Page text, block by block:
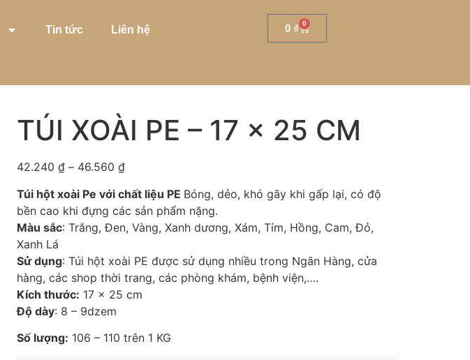
Tin tức Liên hệ 0 ₫ 0
TÚI XOÀI PE – 17 x 25 CM
42.240 ₫ – 46.560 ₫
Túi hột xoài Pe với chất liệu PE Bóng, dẻo, khó gãy khi gấp lại, có độ
bền cao khi đựng các sản phẩm nặng.
Màu sắc: Trắng, Đen, Vàng, Xanh dương, Xám, Tím, Hồng, Cam, Đỏ,
Xanh Lá
Sử dụng: Túi hột xoài PE được sử dụng nhiều trong Ngân Hàng, cửa
hàng, các shop thời trang, các phòng khám, bệnh viện,….
Kích thước: 17 x 25 cm
Độ dày: 8 – 9dzem
Số lượng: 106 – 110 trên 1 KG